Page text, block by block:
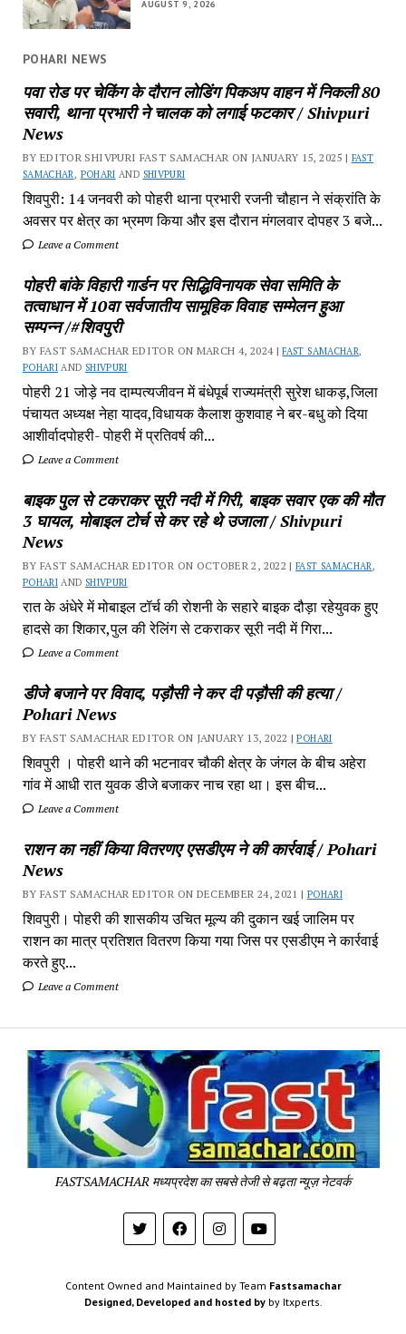
AUGUST 9, 2026
POHARI NEWS
पवा रोड पर चेकिंग के दौरान लोडिंग पिकअप वाहन में निकली 80
सवारी, थाना प्रभारी ने चालक को लगाई फटकार / Shivpuri
News
BY EDITOR SHIVPURI FAST SAMACHAR ON JANUARY 15, 2025 | FAST
SAMACHAR , POHARI AND SHIVPURI
शिवपुरी: 14 जनवरी को पोहरी थाना प्रभारी रजनी चौहान ने संक्रांति के
अवसर पर क्षेत्र का भ्रमण किया और इस दौरान मंगलवार दोपहर 3 बजे...
Leave a Comment
पोहरी बांके विहारी गार्डन पर सिद्धिविनायक सेवा समिति के
तत्वाधान में 10वा सर्वजातीय सामूहिक विवाह सम्मेलन हुआ
सम्पन्न /#शिवपुरी
BY FAST SAMACHAR EDITOR ON MARCH 4, 2024 |FAST SAMACHAR,
POHARI AND SHIVPURI
पोहरी 21 जोड़े नव दाम्पत्यजीवन में बंधेपूर्ब राज्यमंत्री सुरेश धाकड़,जिला
पंचायत अध्यक्ष नेहा यादव,विधायक कैलाश कुशवाह ने बर-बधु को दिया
आशीर्वादपोहरी- पोहरी में प्रतिवर्ष की...
Leave a Comment
बाइक पुल से टकराकर सूरी नदी में गिरी, बाइक सवार एक की मौत
3 घायल, मोबाइल टोर्च से कर रहे थे उजाला / Shivpuri
News
BY FAST SAMACHAR EDITOR ON OCTOBER 2, 2022 |FAST SAMACHAR ,
POHARI AND SHIVPURI
रात के अंधेरे में मोबाइल टॉर्च की रोशनी के सहारे बाइक दौड़ा रहेयुवक हुए
हादसे का शिकार,पुल की रेलिंग से टकराकर सूरी नदी में गिरा...
Leave a Comment
डीजे बजाने पर विवाद, पड़ौसी ने कर दी पड़ौसी की हत्या /
Pohari News
BY FAST SAMACHAR EDITOR ON JANUARY 13, 2022 |POHARI
शिवपुरी‎ । पोहरी थाने की भटनावर चौकी क्षेत्र‎ के जंगल के बीच अहेरा
गांव में‎ आधी रात युवक डीजे बजाकर‎ नाच रहा था। इस बीच...
Leave a Comment
राशन का नहीं किया वितरणए एसडीएम ने की कार्रवाई / Pohari
News
BY FAST SAMACHAR EDITOR ON DECEMBER 24, 2021 | POHARI
शिवपुरी। पोहरी की शासकीय उचित मूल्य की दुकान खई जालिम पर
राशन का मात्र प्रतिशत वितरण किया गया जिस पर एसडीएम ने कार्रवाई
करते हुए...
Leave a Comment
-
FASTSAMACHAR मध्यप्रदेश का सबसे तेजी से बढ़ता न्यूज़ नेटवर्क
Content Owned and Maintained by Team Fastsamachar
Designed, Developed and hosted byby Itxperts.